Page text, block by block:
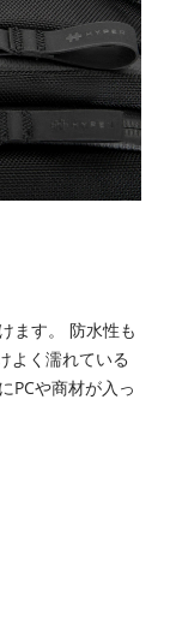
ます。 防水性も
よく濡れている
PCや商材が入っ